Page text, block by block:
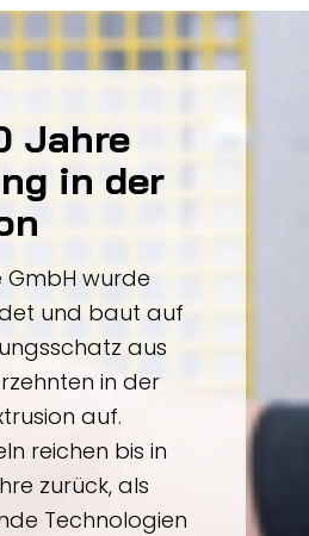
Jahre
in der
GmbH wurde
und baut auf
aus
in der
auf.
reichen bis in
zurück, als
Technologien